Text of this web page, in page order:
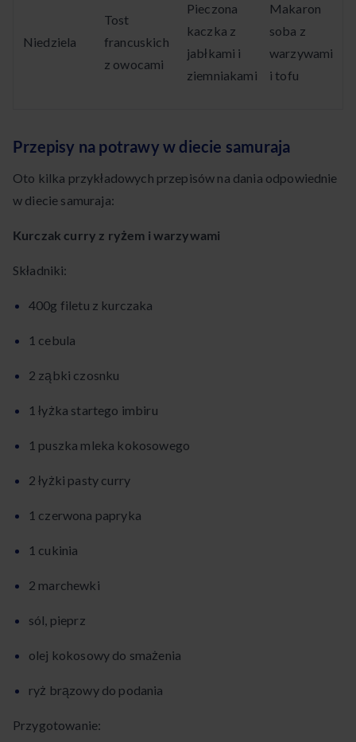
Niedziela
Tost
francuskich
z owocami
Pieczona
kaczka z
jabłkami i
ziemniakami
Makaron
soba z
warzywami
i tofu
Przepisy na potrawy w diecie samuraja
Oto kilka przykładowych przepisów na dania odpowiednie
w diecie samuraja:
Kurczak curry z ryżem i warzywami
Składniki:
400g filetu z kurczaka
1 cebula
2 ząbki czosnku
1 łyżka startego imbiru
1 puszka mleka kokosowego
2 łyżki pasty curry
1 czerwona papryka
1 cukinia
2 marchewki
sól, pieprz
olej kokosowy do smażenia
ryż brązowy do podania
Przygotowanie: